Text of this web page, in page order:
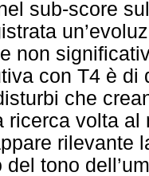
sub-score
non
con T4 è di
che
ricerca volta
rilevante
tono